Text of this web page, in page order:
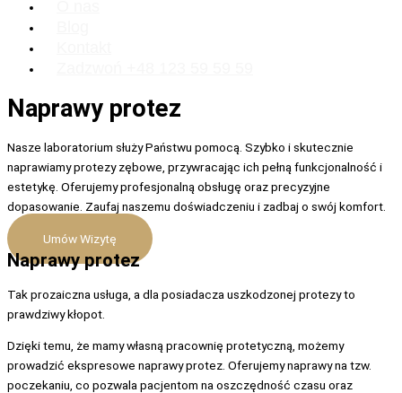
Naprawy protez
Nasze laboratorium służy Państwu pomocą. Szybko i skutecznie
naprawiamy protezy zębowe, przywracając ich pełną funkcjonalność i
estetykę. Oferujemy profesjonalną obsługę oraz precyzyjne
dopasowanie. Zaufaj naszemu doświadczeniu i zadbaj o swój komfort.
Umów Wizytę
Naprawy protez
Tak prozaiczna usługa, a dla posiadacza uszkodzonej protezy to
prawdziwy kłopot.
Dzięki temu, że mamy własną pracownię protetyczną, możemy
prowadzić ekspresowe naprawy protez. Oferujemy naprawy na tzw.
poczekaniu, co pozwala pacjentom na oszczędność czasu oraz